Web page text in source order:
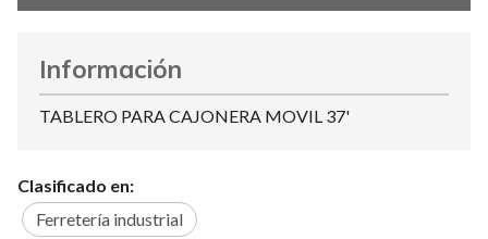
Información
TABLERO PARA CAJONERA MOVIL 37'
Clasificado en:
Ferretería industrial